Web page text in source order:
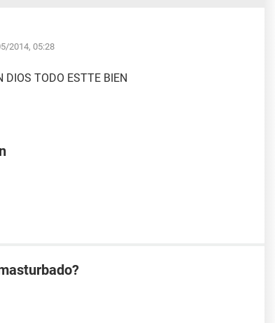
2014, 05:28
DIOS TODO ESTTE BIEN